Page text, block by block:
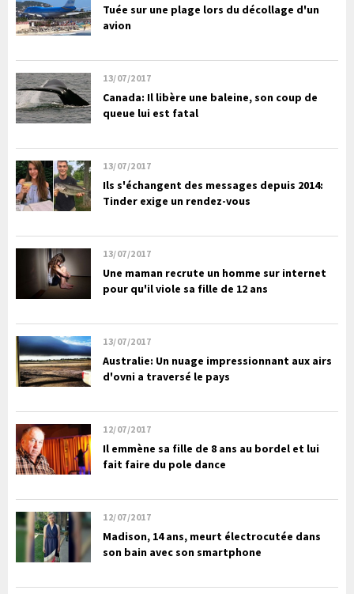
Tuée sur une plage lors du décollage d'un
avion
13/07/2017
Canada: Il libère une baleine, son coup de
queue lui est fatal
13/07/2017
Ils s'échangent des messages depuis 2014:
Tinder exige un rendez-vous
13/07/2017
Une maman recrute un homme sur internet
pour qu'il viole sa fille de 12 ans
13/07/2017
Australie: Un nuage impressionnant aux airs
d'ovni a traversé le pays
12/07/2017
Il emmène sa fille de 8 ans au bordel et lui
fait faire du pole dance
12/07/2017
Madison, 14 ans, meurt électrocutée dans
son bain avec son smartphone